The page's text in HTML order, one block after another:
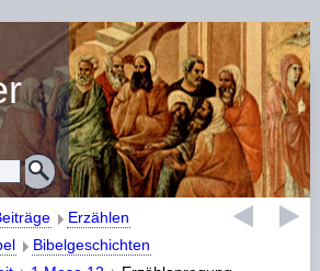
Erzählen
Bibelgeschichten